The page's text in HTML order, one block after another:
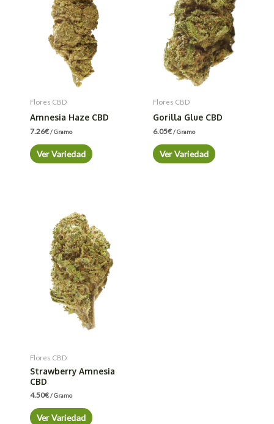
Flores CBD
Amnesia Haze CBD
7.26€/ Gramo
Ver Variedad
Flores CBD
Gorilla Glue CBD
6.05€/ Gramo
Ver Variedad
Flores CBD
Strawberry Amnesia
CBD
4.50€/ Gramo
Ver Variedad